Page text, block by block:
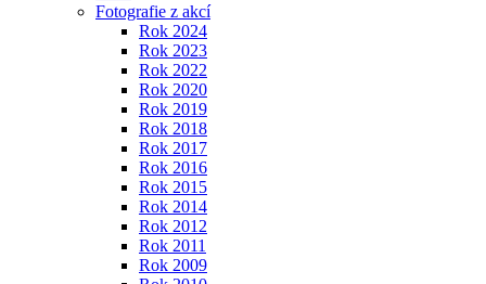
Fotografie z akcí
Rok 2024
Rok 2023
Rok 2022
Rok 2020
Rok 2019
Rok 2018
Rok 2017
Rok 2016
Rok 2015
Rok 2014
Rok 2012
Rok 2011
Rok 2009